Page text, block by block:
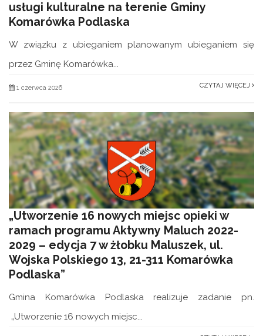
usługi kulturalne na terenie Gminy
Komarówka Podlaska
W związku z ubieganiem planowanym ubieganiem się
przez Gminę Komarówka...
1 czerwca 2026 CZYTAJ WIĘCEJ
„Utworzenie 16 nowych miejsc opieki w
ramach programu Aktywny Maluch 2022-
2029 – edycja 7 w żłobku Maluszek, ul.
Wojska Polskiego 13, 21-311 Komarówka
Podlaska”
Gmina Komarówka Podlaska realizuje zadanie pn.
„Utworzenie 16 nowych miejsc...